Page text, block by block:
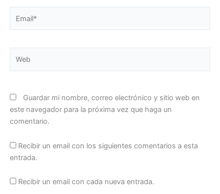
Guardar mi nombre, correo electrónico y sitio web en
este navegador para la próxima vez que haga un
comentario.
Recibir un email con los siguientes comentarios a esta
entrada.
Recibir un email con cada nueva entrada.